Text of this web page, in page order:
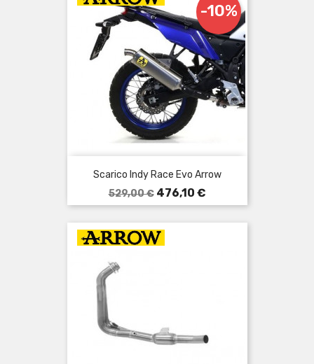
Scarico Indy Race Evo Arrow
Prezzo
base
529,00 €
-10%
Prezzo
476,10 €